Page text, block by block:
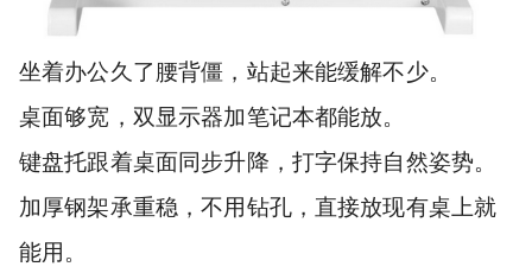
坐着办公久了腰背僵，站起来能缓解不少。
桌面够宽，双显示器加笔记本都能放。
键盘托跟着桌面同步升降，打字保持自然姿势。
加厚钢架承重稳，不用钻孔，直接放现有桌上就
能用。